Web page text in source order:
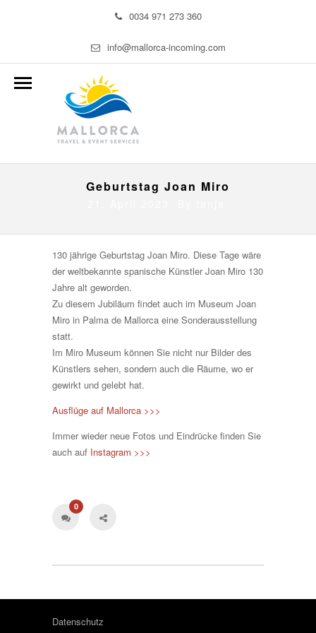
0034 971 273 360
info@mallorca-incoming.com
Geburtstag Joan Miro
130 jährige Geburtstag Joan Miro. Diese Tage wäre
der weltbekannte spanische Künstler Joan Miro 130
Jahre alt geworden.
Zu diesem Jubiläum findet auch im Museum Joan
Miro in Palma de Mallorca eine Sonderausstellung
statt.
Im Miro Museum können Sie nicht nur Bilder des
Künstlers sehen, sondern auch die Räume, wo er
gewirkt und gelebt hat.
Ausflüge auf Mallorca >>>
Immer wieder neue Fotos und Eindrücke finden Sie
auch auf Instagram >>>
0
Datenschutz